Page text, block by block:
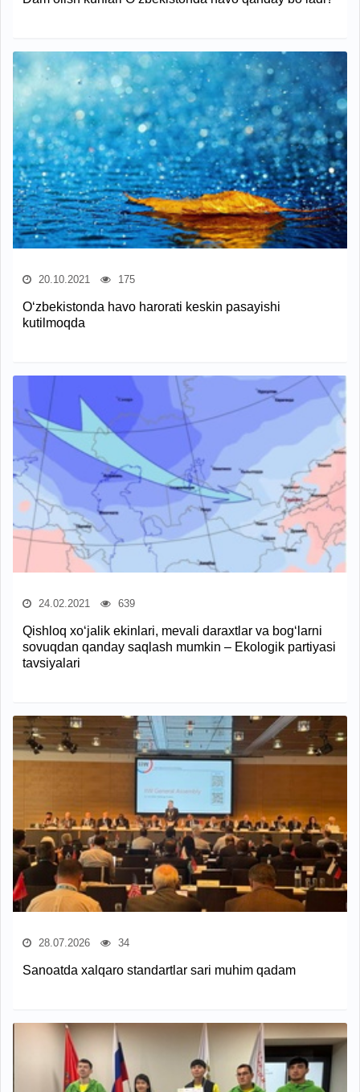
20.10.2021 175
O‘zbekistonda havo harorati keskin pasayishi
kutilmoqda
24.02.2021 639
Qishloq xo‘jalik ekinlari, mevali daraxtlar va bog‘larni
sovuqdan qanday saqlash mumkin – Ekologik partiyasi
tavsiyalari
28.07.2026 34
Sanoatda xalqaro standartlar sari muhim qadam